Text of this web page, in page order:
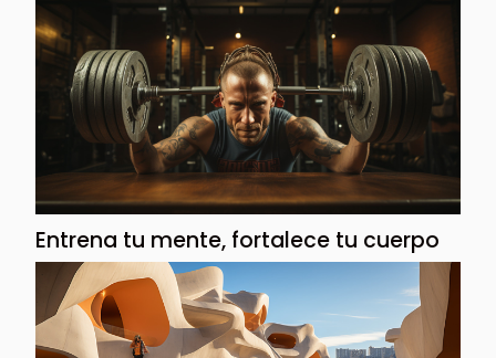
Entrena tu mente, fortalece tu cuerpo